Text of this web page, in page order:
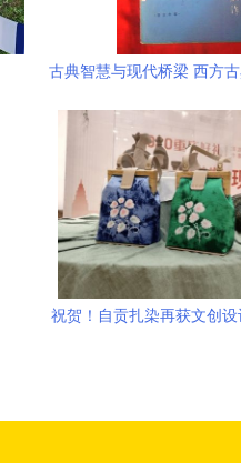
古典智慧与现代桥梁 西方
祝贺！自贡扎染再获文创